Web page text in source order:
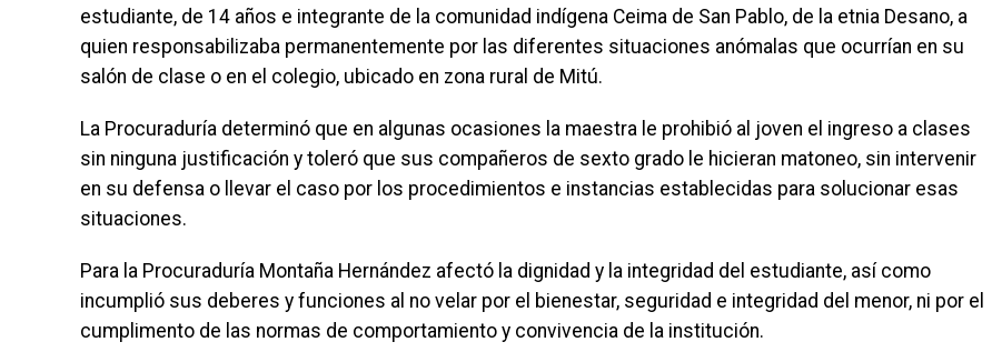
estudiante, de 14 años e integrante de la comunidad indígena Ceima de San Pablo, de la etnia Desano, a
quien responsabilizaba permanentemente por las diferentes situaciones anómalas que ocurrían en su
salón de clase o en el colegio, ubicado en zona rural de Mitú.
La Procuraduría determinó que en algunas ocasiones la maestra le prohibió al joven el ingreso a clases
sin ninguna justificación y toleró que sus compañeros de sexto grado le hicieran matoneo, sin intervenir
en su defensa o llevar el caso por los procedimientos e instancias establecidas para solucionar esas
situaciones.
Para la Procuraduría Montaña Hernández afectó la dignidad y la integridad del estudiante, así como
incumplió sus deberes y funciones al no velar por el bienestar, seguridad e integridad del menor, ni por el
cumplimento de las normas de comportamiento y convivencia de la institución.